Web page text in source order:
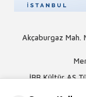
Akçaburgaz Mah.
İBB Kültür AŞ